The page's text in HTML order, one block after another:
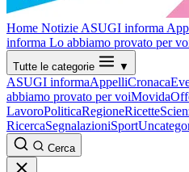
Home Notizie ASUGI informa
informa Lo abbiamo provato per
Tutte le categorie ▼
ASUGI informaAppelliCronaca
abbiamo provato per voiMovida
LavoroPoliticaRegioneRicette
RicercaSegnalazioniSport
Cerca